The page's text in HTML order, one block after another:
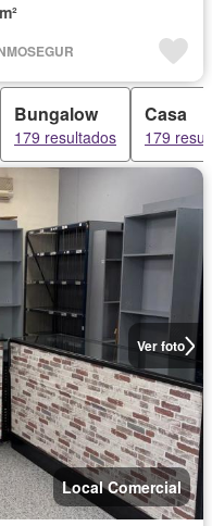
Bungalow
179 resultados
Casa
179
Ver foto
Local Comercial